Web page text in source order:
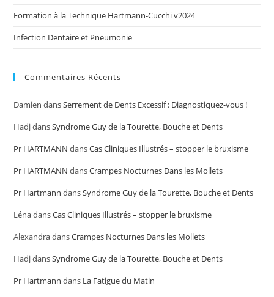
Formation à la Technique Hartmann-Cucchi v2024
Infection Dentaire et Pneumonie
Commentaires Récents
Damien dansSerrement de Dents Excessif : Diagnostiquez-vous !
HadjdansSyndrome Guy de la Tourette, Bouche et Dents
Pr HARTMANN dansCas Cliniques Illustrés – stopper le bruxisme
Pr HARTMANN dansCrampes Nocturnes Dans les Mollets
Pr Hartmann dansSyndrome Guy de la Tourette, Bouche et Dents
LénadansCas Cliniques Illustrés – stopper le bruxisme
AlexandradansCrampes Nocturnes Dans les Mollets
HadjdansSyndrome Guy de la Tourette, Bouche et Dents
Pr Hartmann dans La Fatigue du Matin